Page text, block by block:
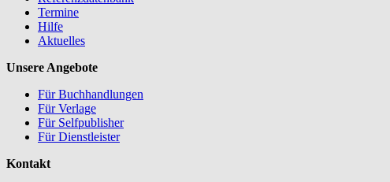
Termine
Hilfe
Aktuelles
Unsere Angebote
Für Buchhandlungen
Für Verlage
Für Selfpublisher
Für Dienstleister
Kontakt